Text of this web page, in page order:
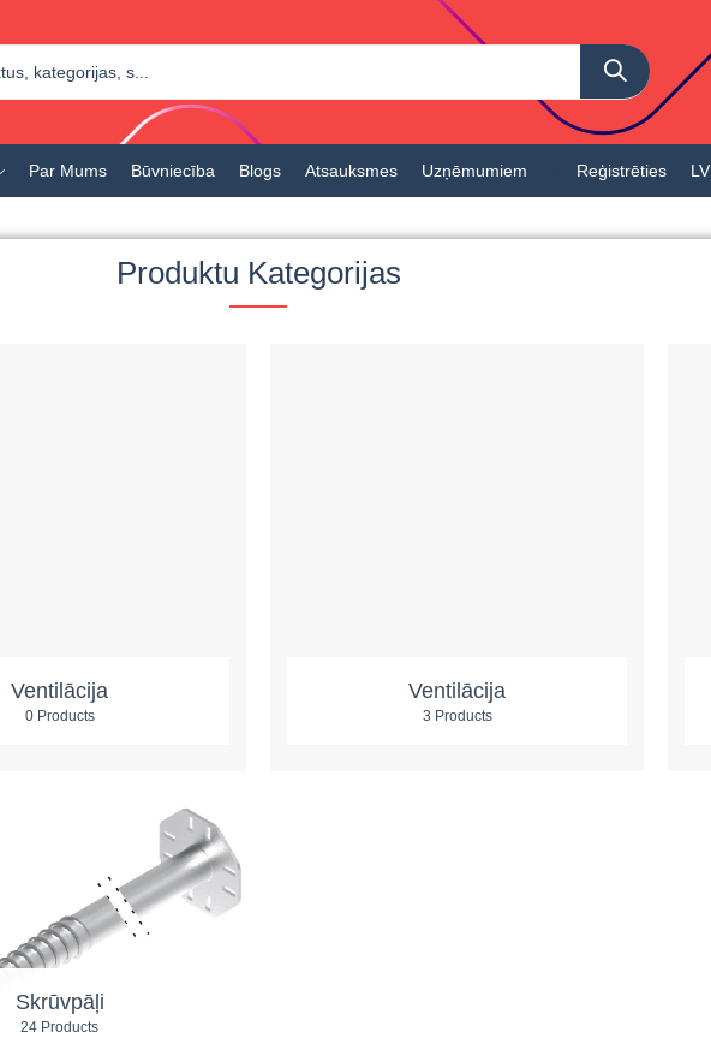
Par Mums Būvniecība Blogs Atsauksmes Uzņēmumiem Reģistrēties LV
Produktu Kategorijas
Ventilācija
0 Products
Ventilācija
3 Products
Skrūvpāļi
24 Products